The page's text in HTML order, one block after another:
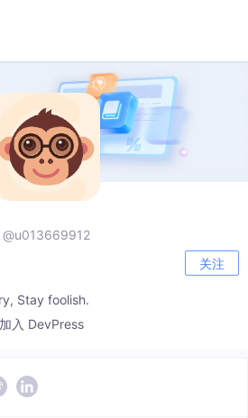
@u013669912
关注
Stay foolish.
入 DevPress